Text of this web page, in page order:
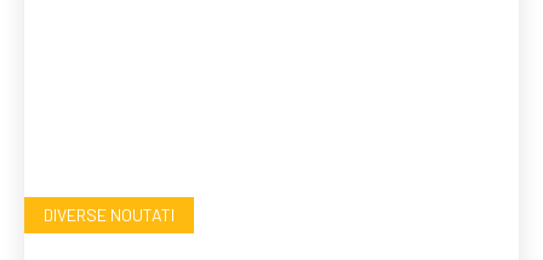
DIVERSE NOUTATI